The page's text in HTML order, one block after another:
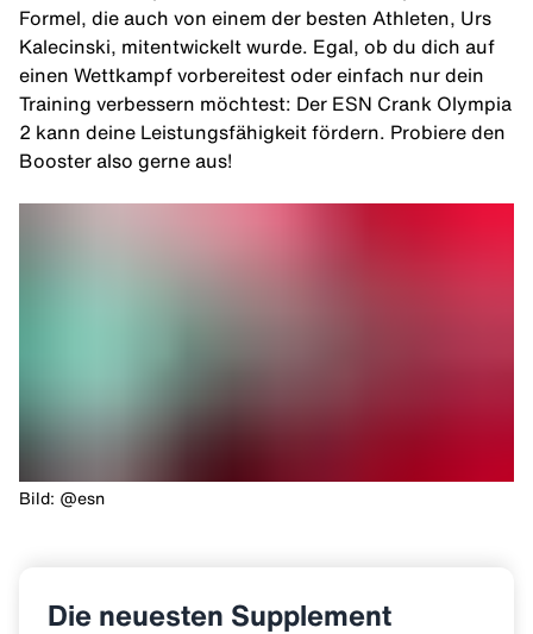
Formel, die auch von einem der besten Athleten, Urs
Kalecinski, mitentwickelt wurde. Egal, ob du dich auf
einen Wettkampf vorbereitest oder einfach nur dein
Training verbessern möchtest: Der ESN Crank Olympia
2 kann deine Leistungsfähigkeit fördern. Probiere den
Booster also gerne aus!
Bild: @esn
Die neuesten Supplement